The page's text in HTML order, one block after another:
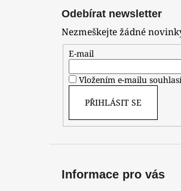
Odebírat newsletter
Nezmeškejte žádné
E-mail
Vložením e-mailu
PŘIHLÁSIT SE
Informace pro vás